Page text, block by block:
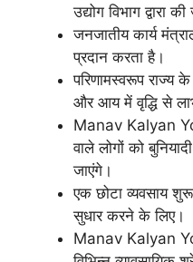
उद्योग विभाग द्वारा
जनजातीय कार्य
प्रदान करता है।
परिणामस्वरूप राज्य
और आय में वृद्धि से
Manav Kalyan
वाले लोगों को
जाएंगे।
एक छोटा व्यवसाय
सुधार करने के लिए।
Manav Kalyan